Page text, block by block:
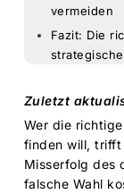
vermeiden
Fazit: Die
Zuletzt
Wer die
finden will, trifft
Misserfolg des
falsche Wahl